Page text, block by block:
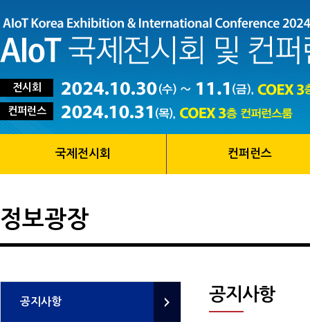
전시회
컨퍼런스
국제전시회 컨퍼런스
정보광장
공지사항 공지사항